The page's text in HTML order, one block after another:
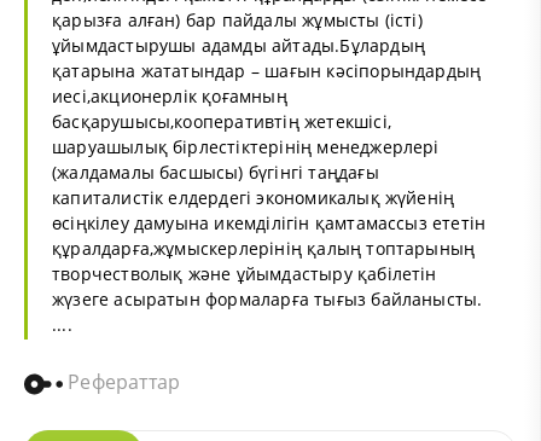
қарызға алған) бар пайдалы жұмысты (істі)
ұйымдастырушы адамды айтады.Бұлардың
қатарына жататындар – шағын кәсіпорындардың
иесі,акционерлік қоғамның
басқарушысы,кооперативтің жетекшісі,
шаруашылық бірлестіктерінің менеджерлері
(жалдамалы басшысы) бүгінгі таңдағы
капиталистік елдердегі экономикалық жүйенің
өсіңкілеу дамуына икемділігін қамтамассыз ететін
құралдарға,жұмыскерлерінің қалың топтарының
творчестволық және ұйымдастыру қабілетін
жүзеге асыратын формаларға тығыз байланысты.
....
Рефераттар